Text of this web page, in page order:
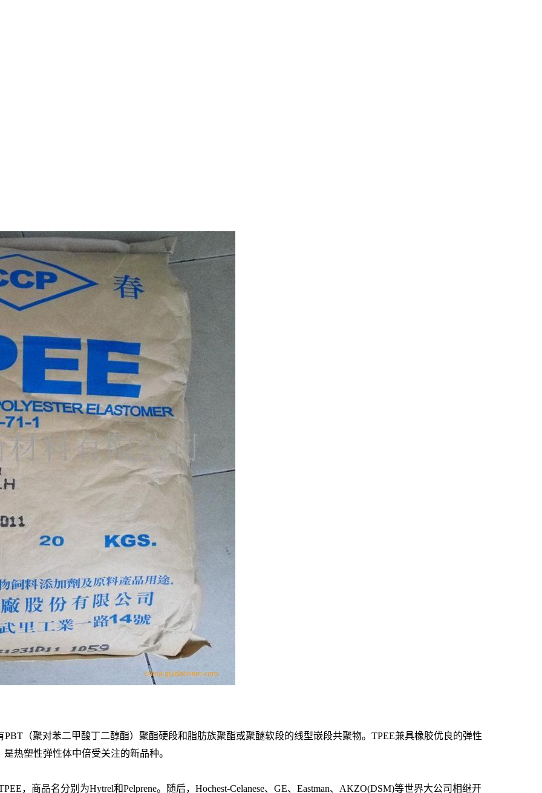
PBT（聚对苯二甲酸丁二醇酯）聚酯硬段和脂肪族聚酯或聚醚软段的线型嵌段共聚物。 TPEE兼具橡胶优良的弹性
是热塑性弹性体中倍受关注的新品种。
， 商品名分别为Hytrel和Pelprene。随后，Hochest-Celanese、 GE、 Eastman、AKZO(DSM)等世界大公司相继开